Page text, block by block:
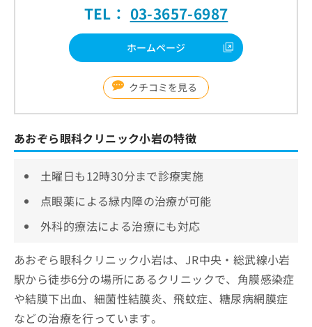
TEL： 03-3657-6987
ホームページ
クチコミを見る
あおぞら眼科クリニック小岩の特徴
土曜日も12時30分まで診療実施
点眼薬による緑内障の治療が可能
外科的療法による治療にも対応
あおぞら眼科クリニック小岩は、JR中央・総武線小岩
駅から徒歩6分の場所にあるクリニックで、角膜感染症
や結膜下出血、細菌性結膜炎、飛蚊症、糖尿病網膜症
などの治療を行っています。